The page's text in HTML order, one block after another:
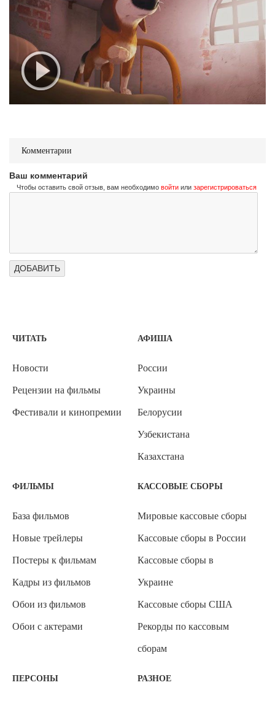
Комментарии
Ваш комментарий
Чтобы оставить свой отзыв, вам необходимо войти или зарегистрироваться
ЧИТАТЬ
Новости
Рецензии на фильмы
Фестивали и кинопремии
АФИША
России
Украины
Белорусии
Узбекистана
Казахстана
ФИЛЬМЫ
База фильмов
Новые трейлеры
Постеры к фильмам
Кадры из фильмов
Обои из фильмов
Обои с актерами
КАССОВЫЕ СБОРЫ
Мировые кассовые сборы
Кассовые сборы в России
Кассовые сборы в
Украине
Кассовые сборы США
Рекорды по кассовым
сборам
ПЕРСОНЫ РАЗНОЕ